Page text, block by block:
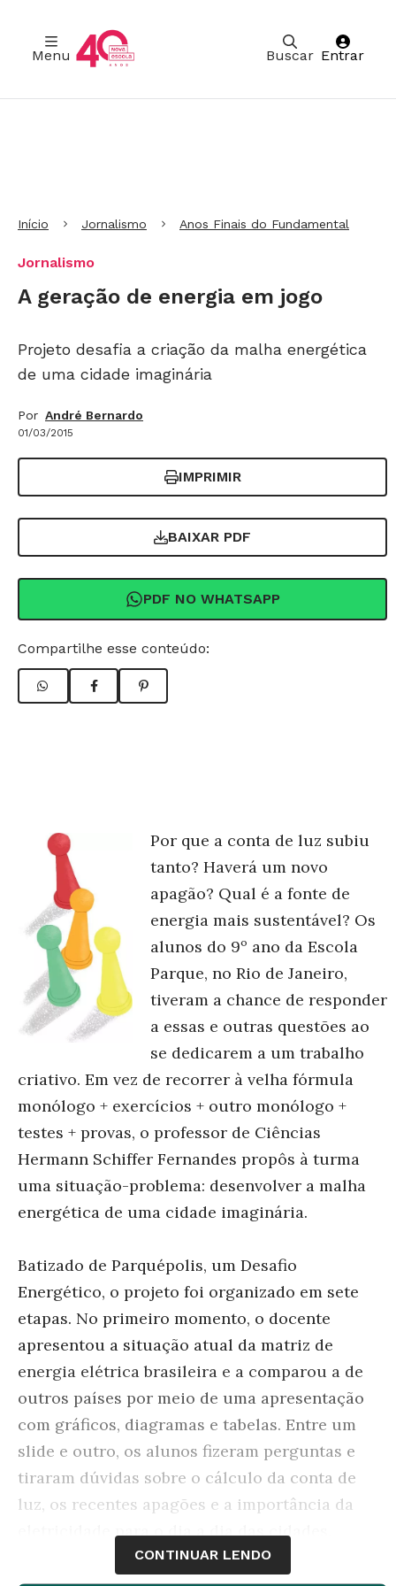
Buscar
Menu Entrar
Início Jornalismo Anos Finais do Fundamental
Jornalismo
A geração de energia em jogo
Projeto desafia a criação da malha energética
de uma cidade imaginária
Por André Bernardo
01/03/2015
IMPRIMIR
BAIXAR PDF
PDF NO WHATSAPP
Compartilhe esse conteúdo:
Por que a conta de luz subiu
tanto? Haverá um novo
apagão? Qual é a fonte de
energia mais sustentável? Os
alunos do 9º ano da Escola
Parque, no Rio de Janeiro,
tiveram a chance de responder
a essas e outras questões ao
se dedicarem a um trabalho
criativo. Em vez de recorrer à velha fórmula
monólogo + exercícios + outro monólogo +
testes + provas, o professor de Ciências
Hermann Schiffer Fernandes propôs à turma
uma situação-problema: desenvolver a malha
energética de uma cidade imaginária.
Batizado de Parquépolis, um Desafio
Energético, o projeto foi organizado em sete
etapas. No primeiro momento, o docente
apresentou a situação atual da matriz de
energia elétrica brasileira e a comparou a de
outros países por meio de uma apresentação
com gráficos, diagramas e tabelas. Entre um
slide e outro, os alunos fizeram perguntas e
tiraram dúvidas sobre o cálculo da conta de
luz, os recentes apagões e a importância da
eletricidade para o dia a dia das cidades.
CONTINUAR LENDO